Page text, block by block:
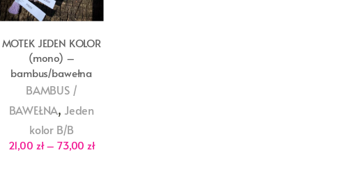
MOTEK JEDEN KOLOR
(mono) –
bambus/bawełna
BAMBUS /
BAWEŁNA, Jeden
kolor B/B
21,00 zł – 73,00 złZakres
cen: